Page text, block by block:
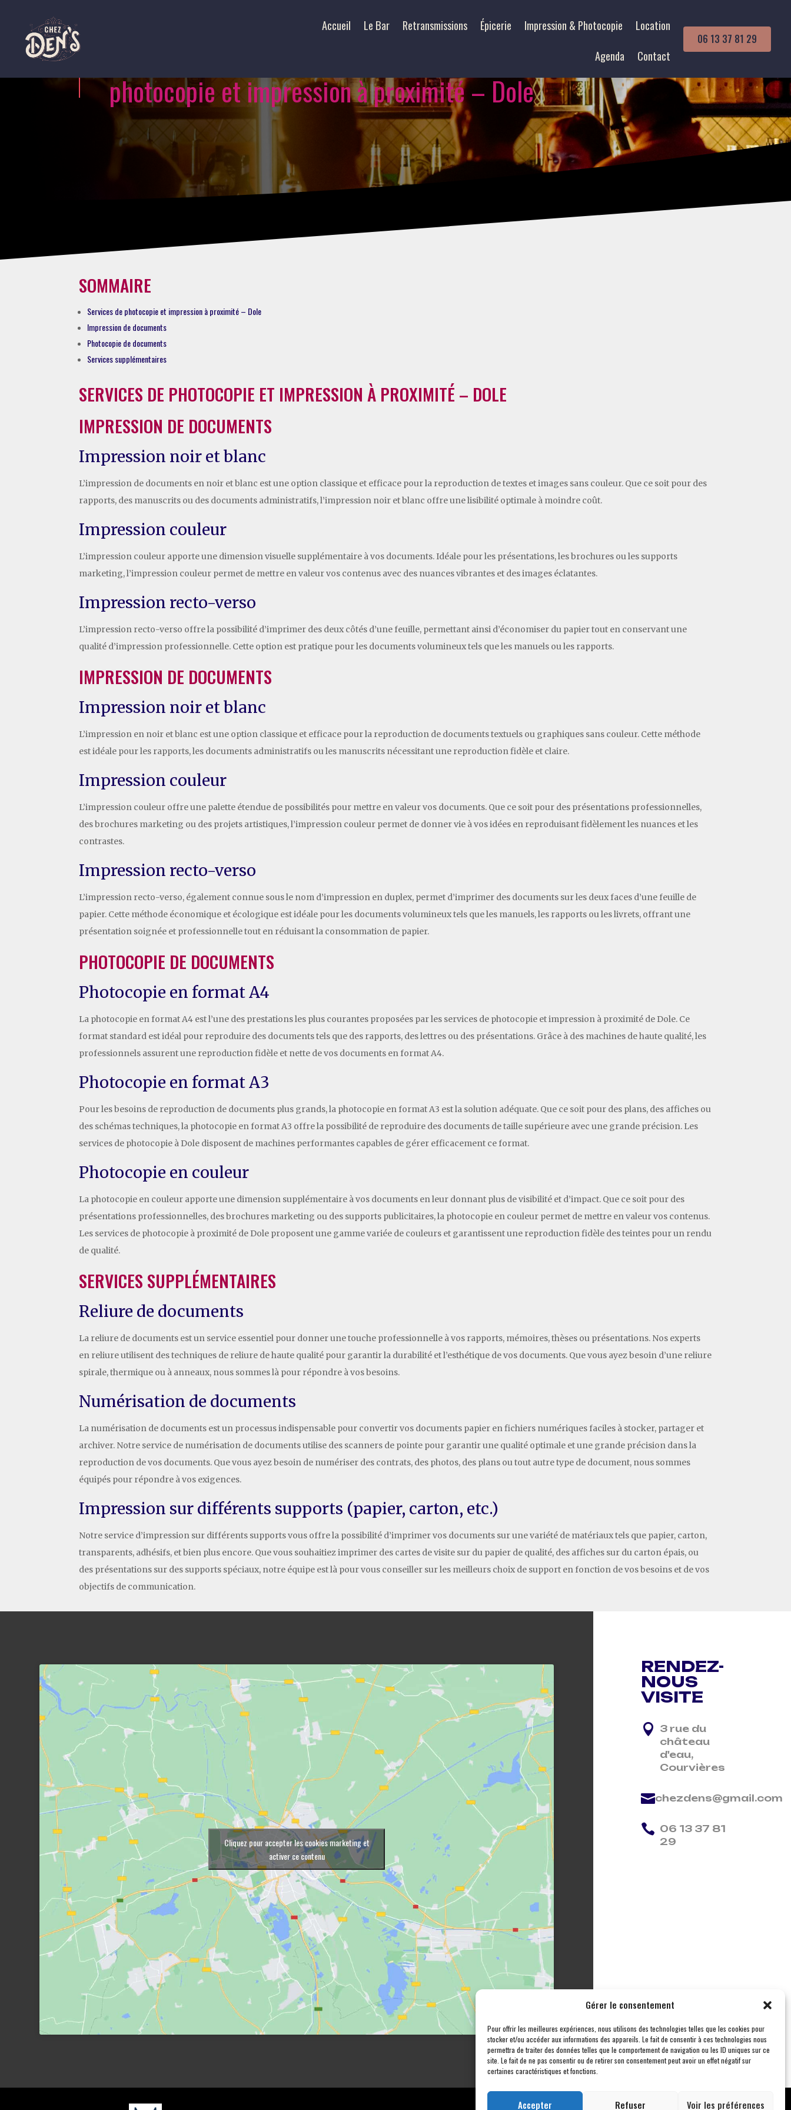
Gérer le consentement
Pour offrir les meilleures expériences, nous utilisons des technologies telles que les cookies pour
stocker et/ou accéder aux informations des appareils. Le fait de consentir à ces technologies nous
permettra de traiter des données telles que le comportement de navigation ou les ID uniques sur ce
site. Le fait de ne pas consentir ou de retirer son consentement peut avoir un effet négatif sur
certaines caractéristiques et fonctions.
Accepter Refuser Voir les préférences
Accueil Le Bar Retransmissions Épicerie Impression & Photocopie
Location
Agenda
Contact
06 13 37 81 29
photocopie et impression à proximité – Dole
SOMMAIRE
Services de photocopie et impression à proximité – Dole
Impression de documents
Photocopie de documents
Services supplémentaires
SERVICES DE PHOTOCOPIE ET IMPRESSION À PROXIMITÉ – DOLE
IMPRESSION DE DOCUMENTS
Impression noir et blanc
L’impression de documents en noir et blanc est une option classique et efficace pour la reproduction de textes et images sans couleur. Que ce soit pour des
rapports, des manuscrits ou des documents administratifs, l’impression noir et blanc offre une lisibilité optimale à moindre coût.
Impression couleur
L’impression couleur apporte une dimension visuelle supplémentaire à vos documents. Idéale pour les présentations, les brochures ou les supports
marketing, l’impression couleur permet de mettre en valeur vos contenus avec des nuances vibrantes et des images éclatantes.
Impression recto-verso
L’impression recto-verso offre la possibilité d’imprimer des deux côtés d’une feuille, permettant ainsi d’économiser du papier tout en conservant une
qualité d’impression professionnelle. Cette option est pratique pour les documents volumineux tels que les manuels ou les rapports.
IMPRESSION DE DOCUMENTS
Impression noir et blanc
L’impression en noir et blanc est une option classique et efficace pour la reproduction de documents textuels ou graphiques sans couleur. Cette méthode
est idéale pour les rapports, les documents administratifs ou les manuscrits nécessitant une reproduction fidèle et claire.
Impression couleur
L’impression couleur offre une palette étendue de possibilités pour mettre en valeur vos documents. Que ce soit pour des présentations professionnelles,
des brochures marketing ou des projets artistiques, l’impression couleur permet de donner vie à vos idées en reproduisant fidèlement les nuances et les
contrastes.
Impression recto-verso
L’impression recto-verso, également connue sous le nom d’impression en duplex, permet d’imprimer des documents sur les deux faces d’une feuille de
papier. Cette méthode économique et écologique est idéale pour les documents volumineux tels que les manuels, les rapports ou les livrets, offrant une
présentation soignée et professionnelle tout en réduisant la consommation de papier.
PHOTOCOPIE DE DOCUMENTS
Photocopie en format A4
La photocopie en format A4 est l’une des prestations les plus courantes proposées par les services de photocopie et impression à proximité de Dole. Ce
format standard est idéal pour reproduire des documents tels que des rapports, des lettres ou des présentations. Grâce à des machines de haute qualité, les
professionnels assurent une reproduction fidèle et nette de vos documents en format A4.
Photocopie en format A3
Pour les besoins de reproduction de documents plus grands, la photocopie en format A3 est la solution adéquate. Que ce soit pour des plans, des affiches ou
des schémas techniques, la photocopie en format A3 offre la possibilité de reproduire des documents de taille supérieure avec une grande précision. Les
services de photocopie à Dole disposent de machines performantes capables de gérer efficacement ce format.
Photocopie en couleur
La photocopie en couleur apporte une dimension supplémentaire à vos documents en leur donnant plus de visibilité et d’impact. Que ce soit pour des
présentations professionnelles, des brochures marketing ou des supports publicitaires, la photocopie en couleur permet de mettre en valeur vos contenus.
Les services de photocopie à proximité de Dole proposent une gamme variée de couleurs et garantissent une reproduction fidèle des teintes pour un rendu
de qualité.
SERVICES SUPPLÉMENTAIRES
Reliure de documents
La reliure de documents est un service essentiel pour donner une touche professionnelle à vos rapports, mémoires, thèses ou présentations. Nos experts
en reliure utilisent des techniques de reliure de haute qualité pour garantir la durabilité et l’esthétique de vos documents. Que vous ayez besoin d’une reliure
spirale, thermique ou à anneaux, nous sommes là pour répondre à vos besoins.
Numérisation de documents
La numérisation de documents est un processus indispensable pour convertir vos documents papier en fichiers numériques faciles à stocker, partager et
archiver. Notre service de numérisation de documents utilise des scanners de pointe pour garantir une qualité optimale et une grande précision dans la
reproduction de vos documents. Que vous ayez besoin de numériser des contrats, des photos, des plans ou tout autre type de document, nous sommes
équipés pour répondre à vos exigences.
Impression sur différents supports (papier, carton, etc.)
Notre service d’impression sur différents supports vous offre la possibilité d’imprimer vos documents sur une variété de matériaux tels que papier, carton,
transparents, adhésifs, et bien plus encore. Que vous souhaitiez imprimer des cartes de visite sur du papier de qualité, des affiches sur du carton épais, ou
des présentations sur des supports spéciaux, notre équipe est là pour vous conseiller sur les meilleurs choix de support en fonction de vos besoins et de vos
objectifs de communication.
Cliquez pour accepter les cookies marketing et
activer ce contenu
RENDEZ-
NOUS
VISITE
 3 rue du
château
d'eau,
Courvières
chezdens@gmail.com
 06 13 37 81
29